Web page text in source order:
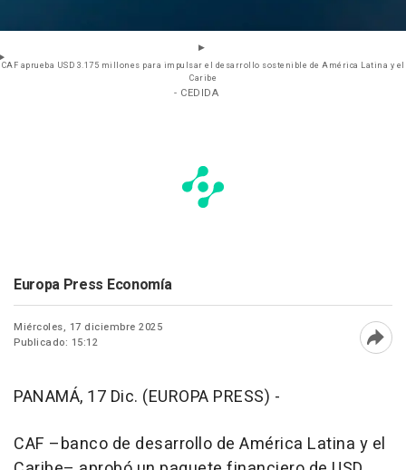
CAF aprueba USD 3.175 millones para impulsar el desarrollo sostenible de América Latina y el
Caribe
- CEDIDA
Europa Press Economía
Miércoles, 17 diciembre 2025
Publicado: 15:12
PANAMÁ, 17 Dic. (EUROPA PRESS) -
CAF –banco de desarrollo de América Latina y el